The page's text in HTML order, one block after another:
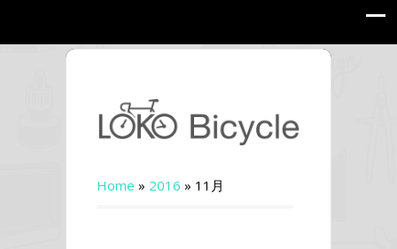
Home » 2016 » 11月